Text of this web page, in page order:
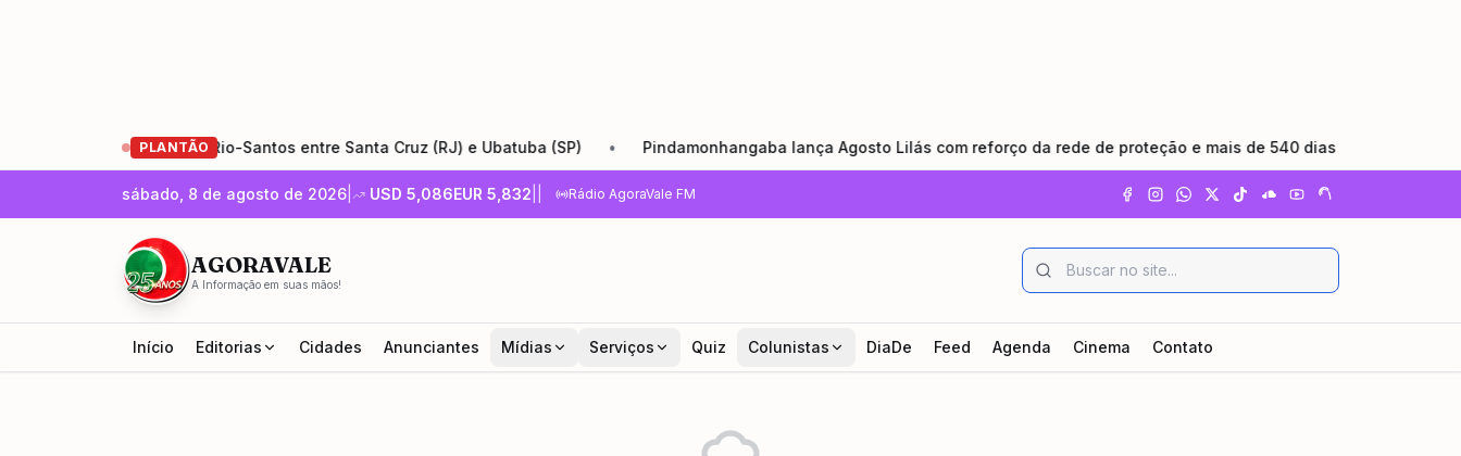
PLANTÃO
de restauração da Rio-Santos entre Santa Cruz (RJ) e Ubatuba (SP) • Pindamonhangaba lança Agosto Lilás com reforço da rede de proteção e mais de 540 dias sem feminicídio
sábado, 8 de agosto de 2026 USD 5,086EUR 5,832 Rádio AgoraVale FM
AGORAVALE
A Informação em suas mãos!
Início Editorias Cidades Anunciantes Mídias Serviços Quiz Colunistas DiaDe Feed Agenda Cinema Contato